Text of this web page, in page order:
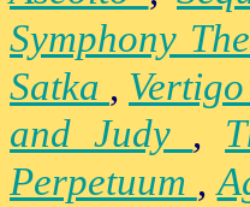
Symphony
Satka , Vertigo
and Judy ,
Perpetuum ,